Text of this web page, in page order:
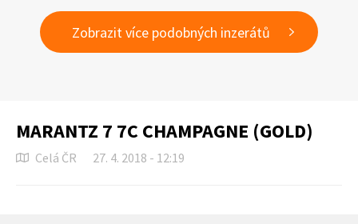
Zobrazit více podobných inzerátů
MARANTZ 7 7C CHAMPAGNE (GOLD)
Celá ČR 27. 4. 2018 - 12:19